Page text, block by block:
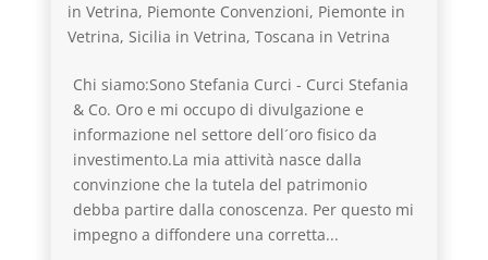
in Vetrina, Piemonte Convenzioni, Piemonte in
Vetrina, Sicilia in Vetrina, Toscana in Vetrina
Chi siamo:Sono Stefania Curci - Curci Stefania
& Co. Oro e mi occupo di divulgazione e
informazione nel settore dell´oro fisico da
investimento.La mia attività nasce dalla
convinzione che la tutela del patrimonio
debba partire dalla conoscenza. Per questo mi
impegno a diffondere una corretta...